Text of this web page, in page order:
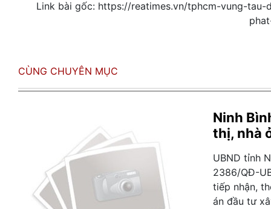
Link bài gốc: https://reatimes.vn/tphcm-vung-
CÙNG CHUYÊN MỤC
Ninh
thị, nhà
UBND tỉnh
2386/QĐ-
tiếp nhận,
án đầu tư